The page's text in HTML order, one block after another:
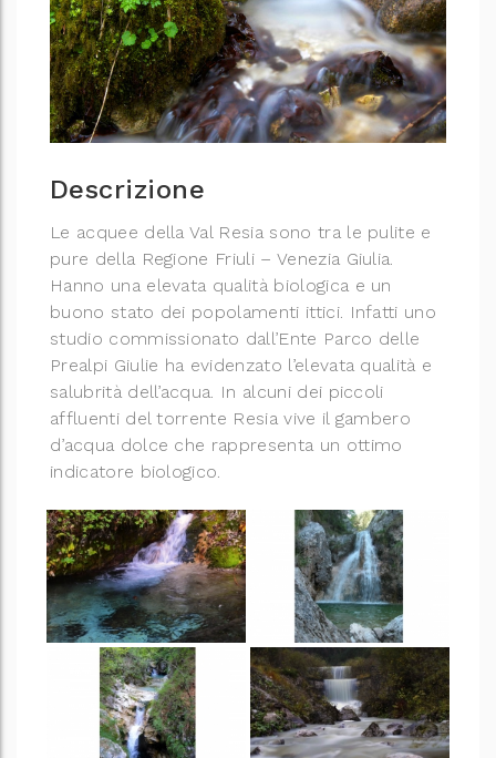
Descrizione
Le acquee della Val Resia sono tra le pulite e
pure della Regione Friuli – Venezia Giulia.
Hanno una elevata qualità biologica e un
buono stato dei popolamenti ittici. Infatti uno
studio commissionato dall’Ente Parco delle
Prealpi Giulie ha evidenzato l’elevata qualità e
salubrità dell’acqua. In alcuni dei piccoli
affluenti del torrente Resia vive il gambero
d’acqua dolce che rappresenta un ottimo
indicatore biologico.